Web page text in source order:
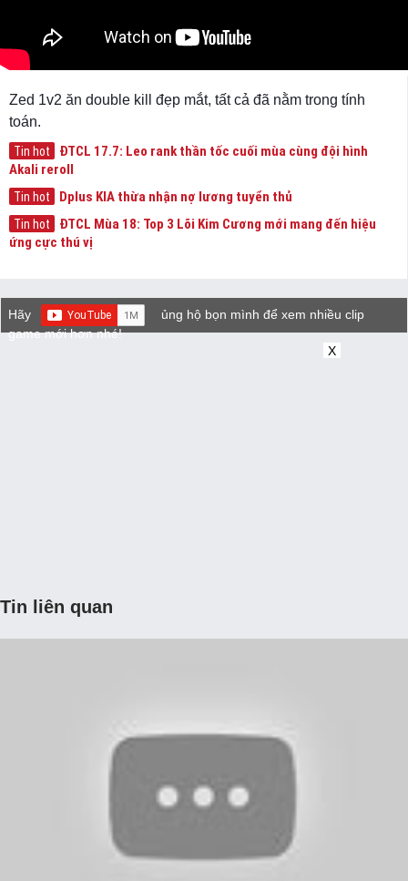
Zed 1v2 ăn double kill đẹp mắt, tất cả đã nằm trong tính
toán.
Tin hot
ĐTCL 17.7: Leo rank thần tốc cuối mùa cùng đội hình
Akali reroll
Tin hot Dplus KIA thừa nhận nợ lương tuyển thủ
Tin hot
ĐTCL Mùa 18: Top 3 Lõi Kim Cương mới mang đến hiệu
ứng cực thú vị
Hãy
ủng hộ bọn mình để xem nhiều clip
game mới hơn nhé!
X
Tin liên quan